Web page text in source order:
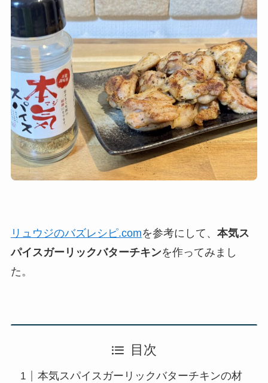
リュウジのバズレシピ.comを参考にして、 本気ス
パイスガーリックバターチキンを作ってみまし
た。
目次
本気スパイスガーリックバターチキンの材